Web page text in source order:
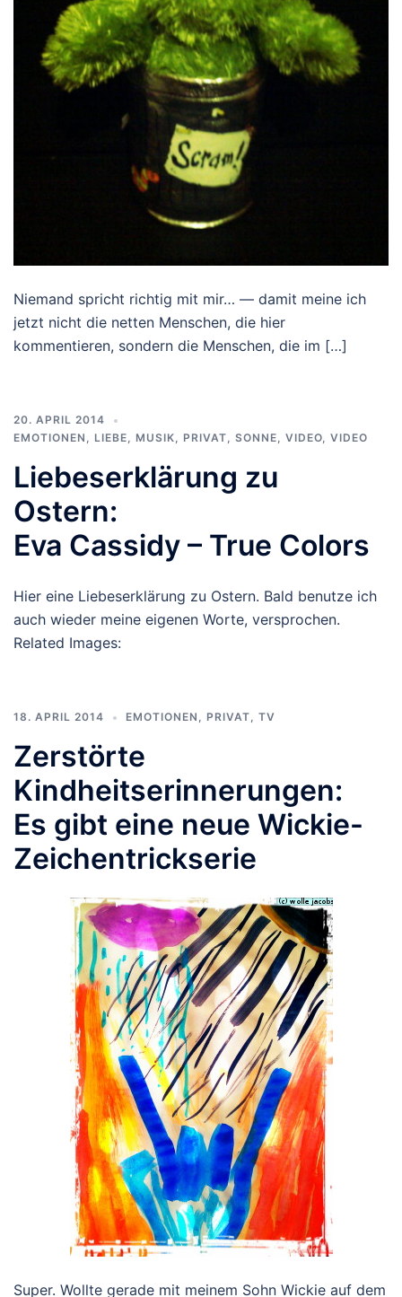
Niemand spricht richtig mit mir… — damit meine ich
jetzt nicht die netten Menschen, die hier
kommentieren, sondern die Menschen, die im […]
20. APRIL 2014
EMOTIONEN , LIEBE, MUSIK, PRIVAT, SONNE, VIDEO, VIDEO
Liebeserklärung zu
Ostern:
Eva Cassidy – True Colors
Hier eine Liebeserklärung zu Ostern. Bald benutze ich
auch wieder meine eigenen Worte, versprochen.
Related Images:
18. APRIL 2014 EMOTIONEN , PRIVAT, TV
Zerstörte
Kindheitserinnerungen:
Es gibt eine neue Wickie-
Zeichentrickserie
Super. Wollte gerade mit meinem Sohn Wickie auf dem